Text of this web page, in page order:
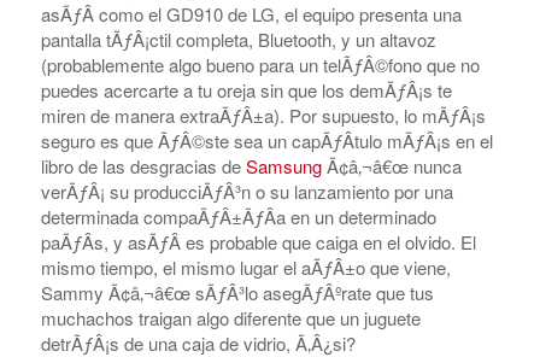
asÃƒÂ­ como el GD910 de LG, el equipo presenta una
pantalla tÃƒÂ¡ctil completa, Bluetooth, y un altavoz
(probablemente algo bueno para un telÃƒÂ©fono que no
puedes acercarte a tu oreja sin que los demÃƒÂ¡s te
miren de manera extraÃƒÂ±a). Por supuesto, lo mÃƒÂ¡s
seguro es que ÃƒÂ©ste sea un capÃƒÂ­tulo mÃƒÂ¡s en el
libro de las desgracias deSamsungÃ¢â‚¬â€œ nunca
verÃƒÂ¡ su producciÃƒÂ³n o su lanzamiento por una
determinada compaÃƒÂ±ÃƒÂ­a en un determinado
paÃƒÂ­s, y asÃƒÂ­ es probable que caiga en el olvido. El
mismo tiempo, el mismo lugar el aÃƒÂ±o que viene,
Sammy Ã¢â‚¬â€œ sÃƒÂ³lo asegÃƒÂºrate que tus
muchachos traigan algo diferente que un juguete
detrÃƒÂ¡s de una caja de vidrio, Ã‚Â¿si?